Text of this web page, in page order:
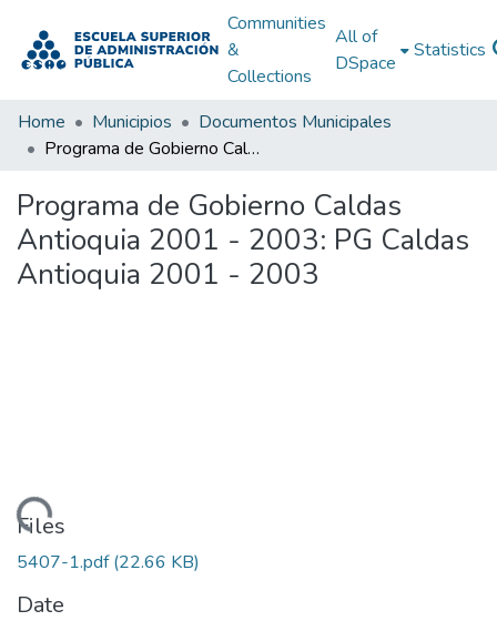
Communities
&
Collections
All of
DSpace
Statistics
Home Municipios
Documentos Municipales
Programa de Gobierno Caldas Antioquia 2001 - 2003: PG Caldas Antioquia 2001 - 2003
Programa de Gobierno Caldas
Antioquia 2001 - 2003: PG Caldas
Antioquia 2001 - 2003
Loading...
Files
5407-1.pdf(22.66 KB)
Date